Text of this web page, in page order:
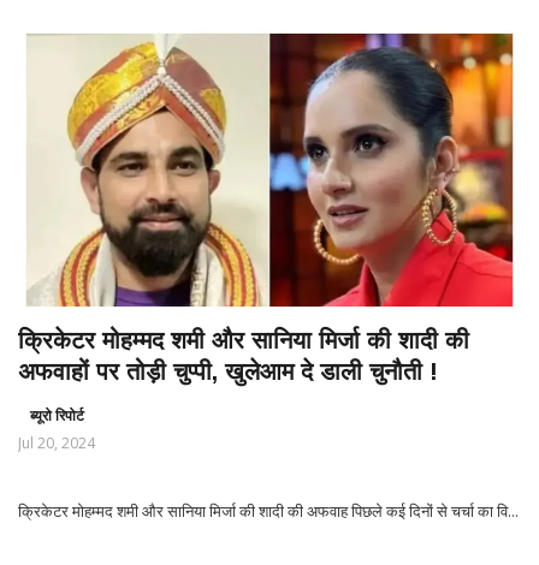
क्रिकेटर मोहम्‍मद शमी और सानिया मिर्जा की शादी की
अफवाहों पर तोड़ी चुप्‍पी, खुलेआम दे डाली चुनौती !
ब्यूरो रिपोर्ट
Jul 20, 2024
क्रिकेटर मोहम्‍मद शमी और सानिया मिर्जा की शादी की अफवाह पिछले कई दिनों से चर्चा का वि...